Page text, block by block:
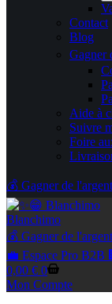
Contact
Blog
Gagner
Aide à
Suivre
Foire
💰 Gagner de
Blanchimo
💰 Gagner de
💼 Espace Pro B2B
Panier
d’achat
0,00 € 0
Mon Compte